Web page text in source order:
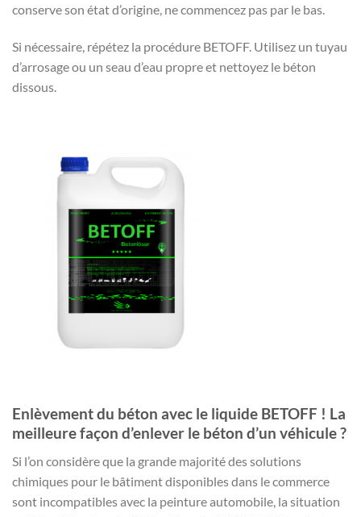
conserve son état d’origine, ne commencez pas par le bas.
Si nécessaire, répétez la procédure BETOFF. Utilisez un tuyau
d’arrosage ou un seau d’eau propre et nettoyez le béton
dissous.
Enlèvement du béton avec le liquide BETOFF ! La
meilleure façon d’enlever le béton d’un véhicule ?
Si l’on considère que la grande majorité des solutions
chimiques pour le bâtiment disponibles dans le commerce
sont incompatibles avec la peinture automobile, la situation